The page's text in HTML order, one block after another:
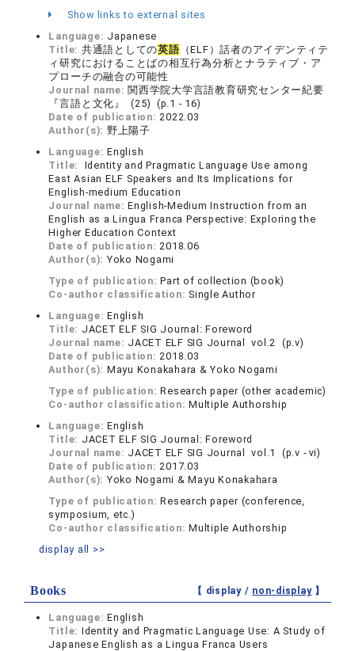
Show links to external sites
Language: Japanese
Title: 共通語としての英語 （ELF）話者のアイデンティテ
ィ研究におけることばの相互行為分析とナラティブ・ア
プローチの融合の可能性
Journal name: 関西学院大学言語教育研究センター紀要
『言語と文化』 (25) (p.1 - 16)
Date of publication:2022.03
Author(s): 野上陽子
Language:English
Title:
Identity and Pragmatic Language Use among
East Asian ELF Speakers and Its Implications for
English-medium Education
Journal name:English-Medium Instruction from an
English as a Lingua Franca Perspective: Exploring the
Higher Education Context
Date of publication:2018.06
Author(s): Yoko Nogami
Type of publication:Part of collection (book)
Co-author classification: Single Author
Language:English
Title: JACET ELF SIG Journal: Foreword
Journal name: JACET ELF SIG Journal vol.2 (p.ⅴ)
Date of publication:2018.03
Author(s): Mayu Konakahara & Yoko Nogami
Type of publication:Research paper (other academic)
Co-author classification:Multiple Authorship
Language:English
Title: JACET ELF SIG Journal: Foreword
Journal name: JACET ELF SIG Journal vol.1 (p.ⅴ - ⅵ)
Date of publication:2017.03
Author(s): Yoko Nogami & Mayu Konakahara
Type of publication:Research paper (conference,
symposium, etc.)
Co-author classification:Multiple Authorship
display all >>
Books 【 display / non-display】
Language:English
Title: Identity and Pragmatic Language Use: A Study of
Japanese English as a Lingua Franca Users